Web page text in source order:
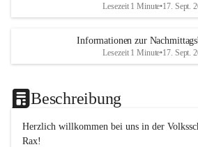
Lesezeit 1 Minute•17. Sept.
Informationen zur
Lesezeit 1 Minute•17. Sept.
Beschreibung
Herzlich willkommen bei uns in der
Rax!